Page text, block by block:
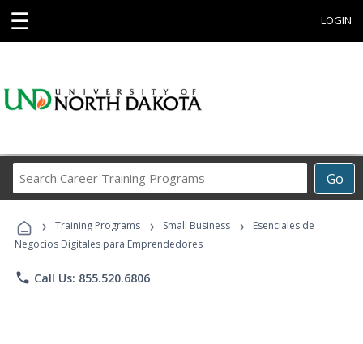
☰ LOGIN
Go
Career
Programs
› Training Programs › Small Business ›
Esenciales de
Negocios Digitales para Emprendedores
phone Call Us: 855.520.6806